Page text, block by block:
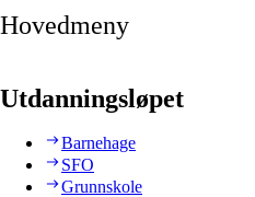
Hovedmeny
Utdanningsløpet
Barnehage
SFO
Grunnskole